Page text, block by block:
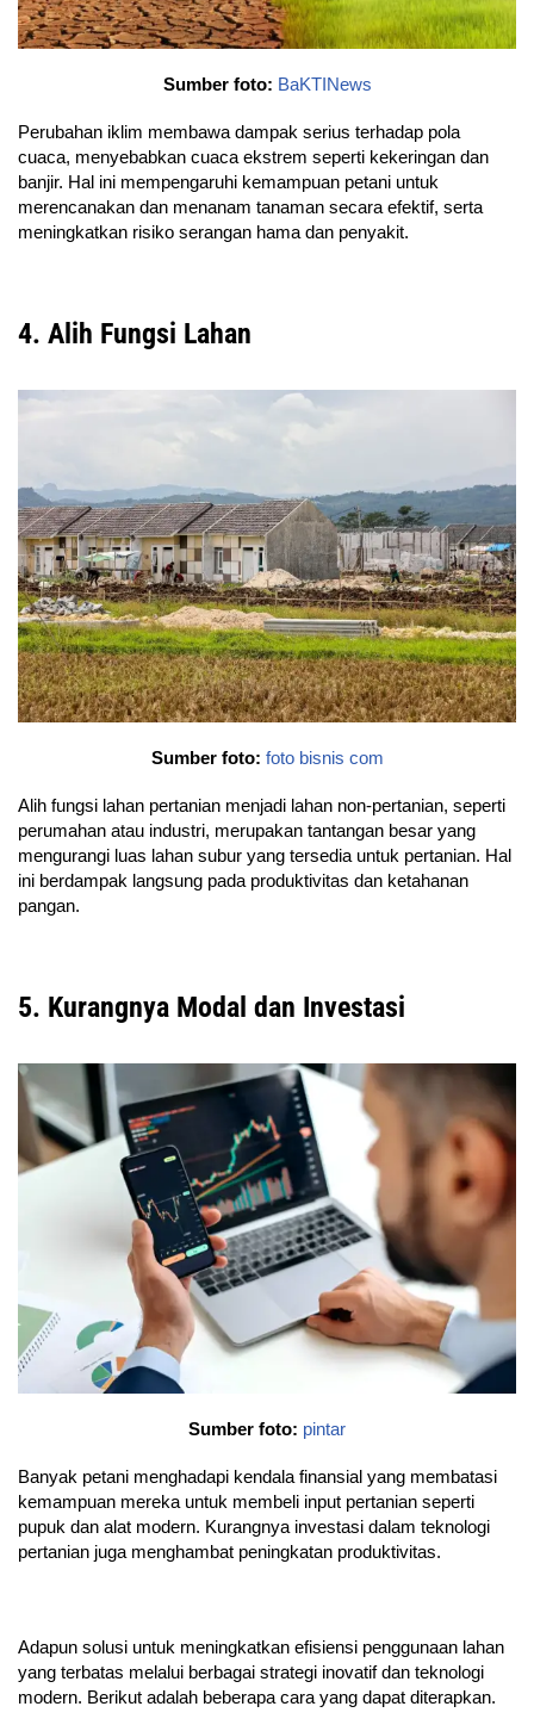
Sumber foto: BaKTINews
Perubahan iklim membawa dampak serius terhadap pola
cuaca, menyebabkan cuaca ekstrem seperti kekeringan dan
banjir. Hal ini mempengaruhi kemampuan petani untuk
merencanakan dan menanam tanaman secara efektif, serta
meningkatkan risiko serangan hama dan penyakit.
4. Alih Fungsi Lahan
Sumber foto: foto bisnis com
Alih fungsi lahan pertanian menjadi lahan non-pertanian, seperti
perumahan atau industri, merupakan tantangan besar yang
mengurangi luas lahan subur yang tersedia untuk pertanian. Hal
ini berdampak langsung pada produktivitas dan ketahanan
pangan.
5. Kurangnya Modal dan Investasi
Sumber foto: pintar
Banyak petani menghadapi kendala finansial yang membatasi
kemampuan mereka untuk membeli input pertanian seperti
pupuk dan alat modern. Kurangnya investasi dalam teknologi
pertanian juga menghambat peningkatan produktivitas.
Adapun solusi untuk meningkatkan efisiensi penggunaan lahan
yang terbatas melalui berbagai strategi inovatif dan teknologi
modern. Berikut adalah beberapa cara yang dapat diterapkan.